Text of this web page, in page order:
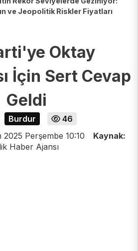
ve Jeopolitik Riskler Fiyatları
Oktay
İçin Sert Cevap
Geldi
Burdur
46
2025 Perşembe 10:10
Kaynak:
Haber Ajansı